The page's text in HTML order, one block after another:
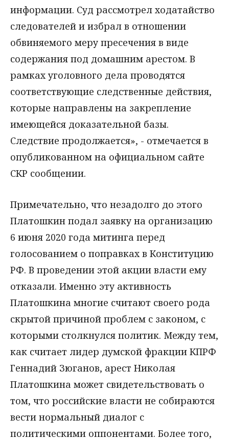
информации. Суд рассмотрел ходатайство
следователей и избрал в отношении
обвиняемого меру пресечения в виде
содержания под домашним арестом. В
рамках уголовного дела проводятся
соответствующие следственные действия,
которые направлены на закрепление
имеющейся доказательной базы.
Следствие продолжается», - отмечается в
опубликованном на официальном сайте
СКР сообщении.
Примечательно, что незадолго до этого
Платошкин подал заявку на организацию
6 июня 2020 года митинга перед
голосованием о поправках в Конституцию
РФ. В проведении этой акции власти ему
отказали. Именно эту активность
Платошкина многие считают своего рода
скрытой причиной проблем с законом, с
которыми столкнулся политик. Между тем,
как считает лидер думской фракции КПРФ
Геннадий Зюганов, арест Николая
Платошкина может свидетельствовать о
том, что российские власти не собираются
вести нормальный диалог с
политическими оппонентами. Более того,